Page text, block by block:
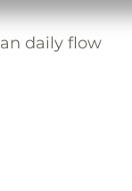
daily flow